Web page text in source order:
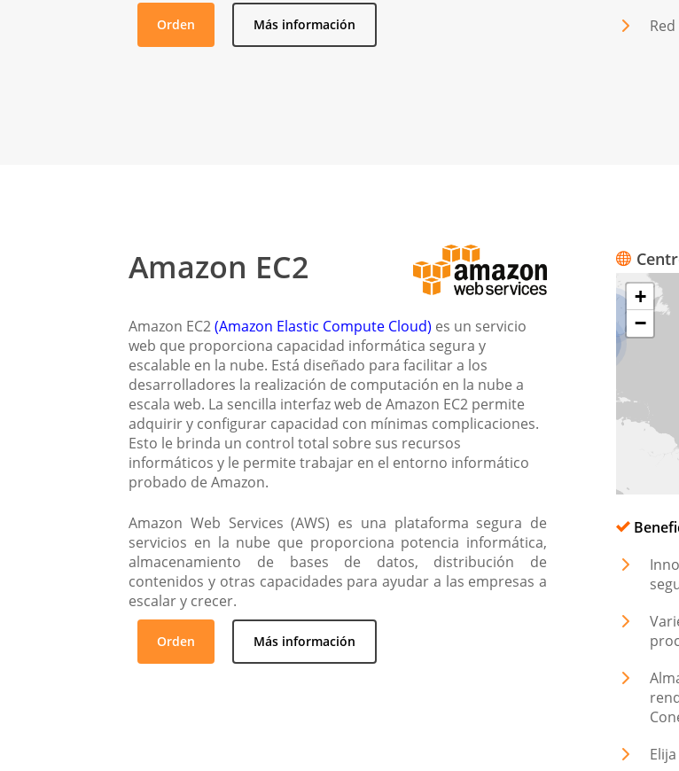
Orden Más información
Amazon EC2
Amazon EC2(Amazon Elastic Compute Cloud) es un servicio
web que proporciona capacidad informática segura y
escalable en la nube. Está diseñado para facilitar a los
desarrolladores la realización de computación en la nube a
escala web. La sencilla interfaz web de Amazon EC2 permite
adquirir y configurar capacidad con mínimas complicaciones.
Esto le brinda un control total sobre sus recursos
informáticos y le permite trabajar en el entorno informático
probado de Amazon.
Amazon Web Services (AWS) es una plataforma segura de
servicios en la nube que proporciona potencia informática,
almacenamiento de bases de datos, distribución de
contenidos y otras capacidades para ayudar a las empresas a
escalar y crecer.
Orden Más información
+
−